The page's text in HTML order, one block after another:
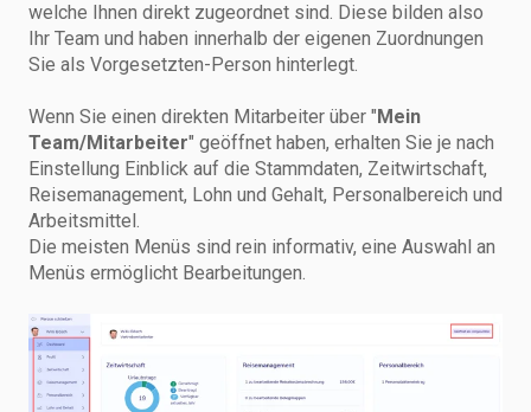
welche Ihnen direkt zugeordnet sind. Diese bilden also
Ihr Team und haben innerhalb der eigenen Zuordnungen
Sie als Vorgesetzten-Person hinterlegt.
Wenn Sie einen direkten Mitarbeiter über " Mein
Team/Mitarbeiter" geöffnet haben, erhalten Sie je nach
Einstellung Einblick auf die Stammdaten, Zeitwirtschaft,
Reisemanagement, Lohn und Gehalt, Personalbereich und
Arbeitsmittel.
Die meisten Menüs sind rein informativ, eine Auswahl an
Menüs ermöglicht Bearbeitungen.